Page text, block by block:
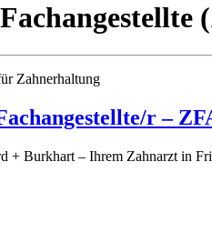
Zahnerhaltung
r –
+ Burkhart – Ihrem Zahnarzt in